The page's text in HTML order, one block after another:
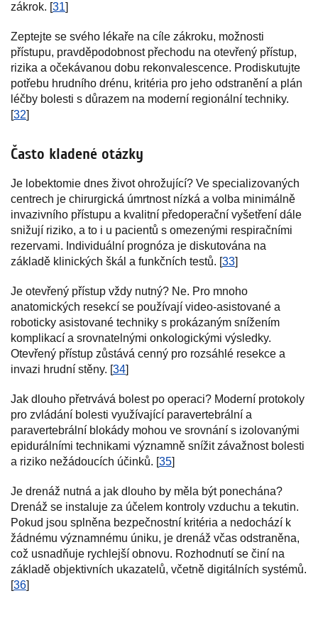
zákrok. [31]
Zeptejte se svého lékaře na cíle zákroku, možnosti
přístupu, pravděpodobnost přechodu na otevřený přístup,
rizika a očekávanou dobu rekonvalescence. Prodiskutujte
potřebu hrudního drénu, kritéria pro jeho odstranění a plán
léčby bolesti s důrazem na moderní regionální techniky.
[32]
Často kladené otázky
Je lobektomie dnes život ohrožující? Ve specializovaných
centrech je chirurgická úmrtnost nízká a volba minimálně
invazivního přístupu a kvalitní předoperační vyšetření dále
snižují riziko, a to i u pacientů s omezenými respiračními
rezervami. Individuální prognóza je diskutována na
základě klinických škál a funkčních testů. [33]
Je otevřený přístup vždy nutný? Ne. Pro mnoho
anatomických resekcí se používají video-asistované a
roboticky asistované techniky s prokázaným snížením
komplikací a srovnatelnými onkologickými výsledky.
Otevřený přístup zůstává cenný pro rozsáhlé resekce a
invazi hrudní stěny. [34]
Jak dlouho přetrvává bolest po operaci? Moderní protokoly
pro zvládání bolesti využívající paravertebrální a
paravertebrální blokády mohou ve srovnání s izolovanými
epidurálními technikami významně snížit závažnost bolesti
a riziko nežádoucích účinků. [35]
Je drenáž nutná a jak dlouho by měla být ponechána?
Drenáž se instaluje za účelem kontroly vzduchu a tekutin.
Pokud jsou splněna bezpečnostní kritéria a nedochází k
žádnému významnému úniku, je drenáž včas odstraněna,
což usnadňuje rychlejší obnovu. Rozhodnutí se činí na
základě objektivních ukazatelů, včetně digitálních systémů.
[36]